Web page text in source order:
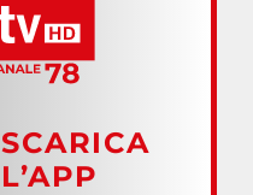
SCARICA
L’APP